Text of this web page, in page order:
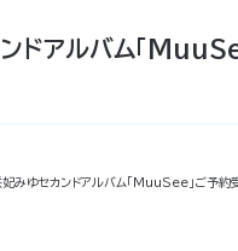
ンドアルバム「
妃みゆセカンドアルバム「MuuSee」ご予約